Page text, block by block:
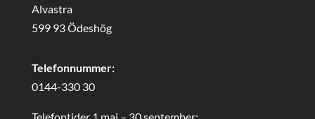
Alvastra
599 93 Ödeshög
Telefonnummer:
0144-330 30